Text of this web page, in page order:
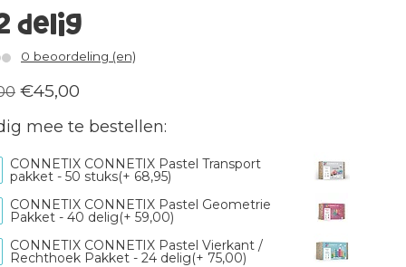
delig
0 beoordeling (en)
€45,00
mee te bestellen:
CONNETIX CONNETIX Pastel Transport
pakket - 50 stuks(+ 68,95)
CONNETIX CONNETIX Pastel Geometrie
Pakket - 40 delig(+ 59,00)
CONNETIX CONNETIX Pastel Vierkant /
Rechthoek Pakket - 24 delig(+ 75,00)